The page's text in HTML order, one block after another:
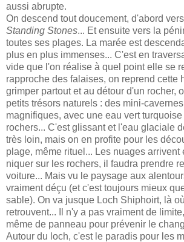
aussi abrupte.
On descend tout doucement, d'abord
Standing Stones... Et ensuite vers la
toutes ses plages. La marée est
plus en plus immenses... C'est en
vide que l'on réalise à quel point elle se
rapproche des falaises, on reprend cette
grimper partout et au détour d'un rocher,
petits trésors naturels : des mini-
magnifiques, avec une eau vert
rochers... C'est glissant et l'eau glaciale
très loin, mais on en profite pour les
plage, même rituel... Les nuages arrivent
niquer sur les rochers, il faudra prendre
voiture... Mais vu le paysage aux
vraiment déçu (et c'est toujours mieux
sable). On va jusque Loch Shiphoirt, là
retrouvent... Il n'y a pas vraiment de
même de panneau pour prévenir le
Autour du loch, c'est le paradis pour les